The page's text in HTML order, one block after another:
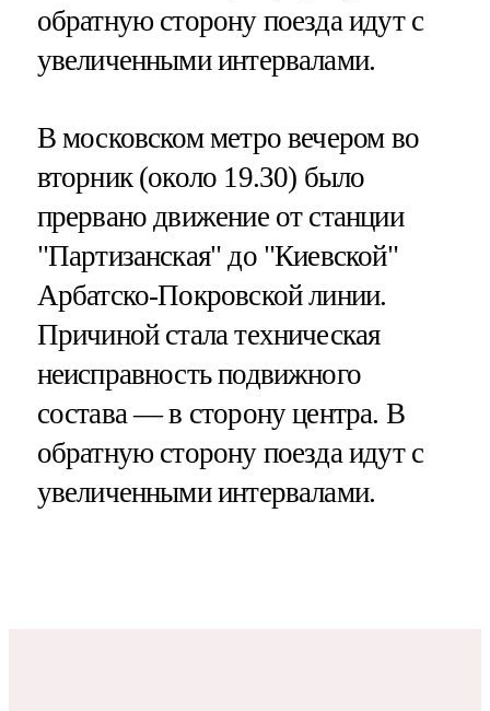
обратную сторону поезда идут с
увеличенными интервалами.
В московском метро вечером во
вторник (около 19.30) было
прервано движение от станции
"Партизанская" до "Киевской"
Арбатско-Покровской линии.
Причиной стала техническая
неисправность подвижного
состава — в сторону центра. В
обратную сторону поезда идут с
увеличенными интервалами.